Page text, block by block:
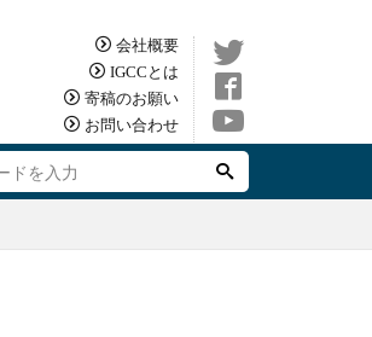
会社概要
IGCCとは
寄稿のお願い
お問い合わせ